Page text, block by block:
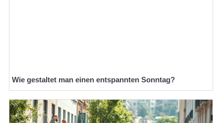
Wie gestaltet man einen entspannten Sonntag?